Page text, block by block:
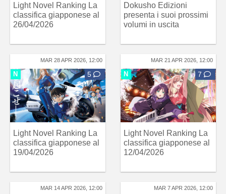
Light Novel Ranking La
classifica giapponese al
26/04/2026
Dokusho Edizioni
presenta i suoi prossimi
volumi in uscita
MAR 28 APR 2026, 12:00
N 5
Light Novel Ranking La
classifica giapponese al
19/04/2026
MAR 21 APR 2026, 12:00
N 7
Light Novel Ranking La
classifica giapponese al
12/04/2026
MAR 14 APR 2026, 12:00 MAR 7 APR 2026, 12:00